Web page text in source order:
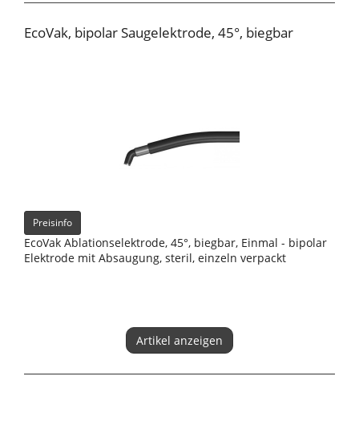
EcoVak, bipolar Saugelektrode, 45°, biegbar
Preisinfo
EcoVak Ablationselektrode, 45°, biegbar, Einmal - bipolar
Elektrode mit Absaugung, steril, einzeln verpackt
Artikel anzeigen